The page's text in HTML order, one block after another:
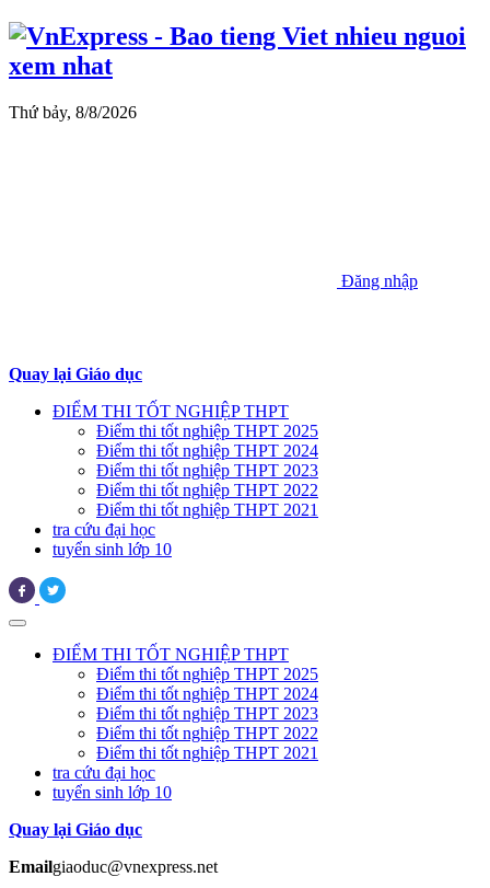
Thứ bảy, 8/8/2026
Đăng nhập
Quay lại Giáo dục
ĐIỂM THI TỐT NGHIỆP THPT
Điểm thi tốt nghiệp THPT 2025
Điểm thi tốt nghiệp THPT 2024
Điểm thi tốt nghiệp THPT 2023
Điểm thi tốt nghiệp THPT 2022
Điểm thi tốt nghiệp THPT 2021
tra cứu đại học
tuyển sinh lớp 10
ĐIỂM THI TỐT NGHIỆP THPT
Điểm thi tốt nghiệp THPT 2025
Điểm thi tốt nghiệp THPT 2024
Điểm thi tốt nghiệp THPT 2023
Điểm thi tốt nghiệp THPT 2022
Điểm thi tốt nghiệp THPT 2021
tra cứu đại học
tuyển sinh lớp 10
Quay lại Giáo dục
Emailgiaoduc@vnexpress.net